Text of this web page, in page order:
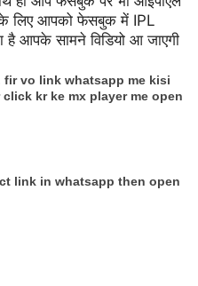
लिए आपको फेसबुक में IPL
आपके सामने विडियो आ जाएगी
vo link whatsapp me kisi
kr ke mx player me open
link in whatsapp then open